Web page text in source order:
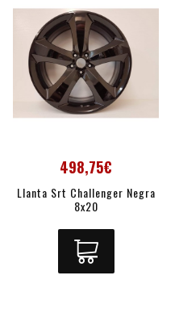
498,75€
Llanta Srt Challenger Negra
8x20